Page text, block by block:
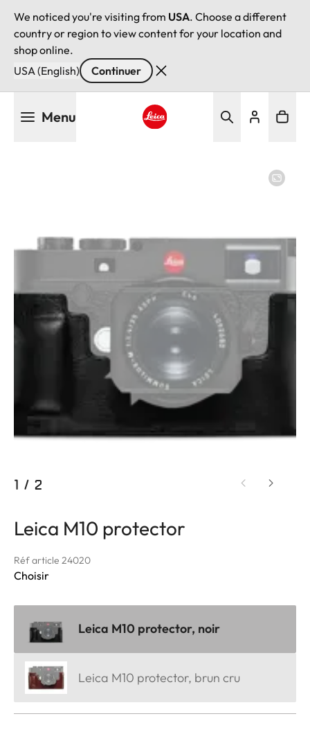
We noticed you're visiting from USA. Choose a different
country or region to view content for your location and
shop online.
USA (English)
Continuer
Menu
1 / 2
Leica M10 protector
Réf article 24020
Choisir
Leica M10 protector, noir
Leica M10 protector, brun cru